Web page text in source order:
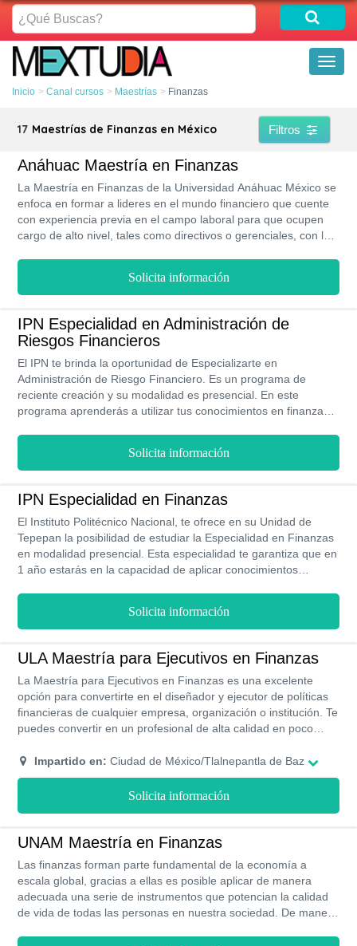
¿Qué
Buscas?
Inicio Canal cursos Maestrías Finanzas
17 Maestrías de Finanzas en México Filtros
Anáhuac Maestría en Finanzas
La Maestría en Finanzas de la Universidad Anáhuac México se
enfoca en formar a lideres en el mundo financiero que cuente
con experiencia previa en el campo laboral para que ocupen
cargo de alto nivel, tales como directivos o gerenciales, con la
rentabilidad de la empresa y la mejora en sus procesos. Para
lograr la obtención del título otorgado por esta formación debes
invertir un tiempo de estudio de dos años, bajo la modalidad de
formación presencial.
Solicita información
IPN Especialidad en Administración de
Riesgos Financieros
El IPN te brinda la oportunidad de Especializarte en
Administración de Riesgo Financiero. Es un programa de
reciente creación y su modalidad es presencial. En este
programa aprenderás a utilizar tus conocimientos en finanzas
programa tiene una duración de 2 años es decir 5 semestres.
Esta especialidad te permite desempeñarte en diversos
espacios de industrias financieras (como bancos, casas de
bolsa, entre otros). Una persona con estos conocimientos
puede ganar en promedio $73.85 MXN por hora es decir
$144,000 MXN al año.
Solicita información
IPN Especialidad en Finanzas
El Instituto Politécnico Nacional, te ofrece en su Unidad de
Tepepan la posibilidad de estudiar la Especialidad en Finanzas
en modalidad presencial. Esta especialidad te garantiza que en
1 año estarás en la capacidad de aplicar conocimientos
bajo tu responsabilidad; además tus ingresos aumentaran
considerablemente llegando a producir $28,000 MXN al mes.
Solicita información
ULA Maestría para Ejecutivos en Finanzas
La Maestría para Ejecutivos en Finanzas es una excelente
opción para convertirte en el diseñador y ejecutor de políticas
financieras de cualquier empresa, organización o institución. Te
puedes convertir en un profesional de alta calidad en poco
Impartido en: Ciudad de México/Tlalnepantla de Baz
Solicita información
UNAM Maestría en Finanzas
Las finanzas forman parte fundamental de la economía a
escala global, gracias a ellas es posible aplicar de manera
adecuada una serie de instrumentos que potencian la calidad
de vida de todas las personas en nuestra sociedad. De manera